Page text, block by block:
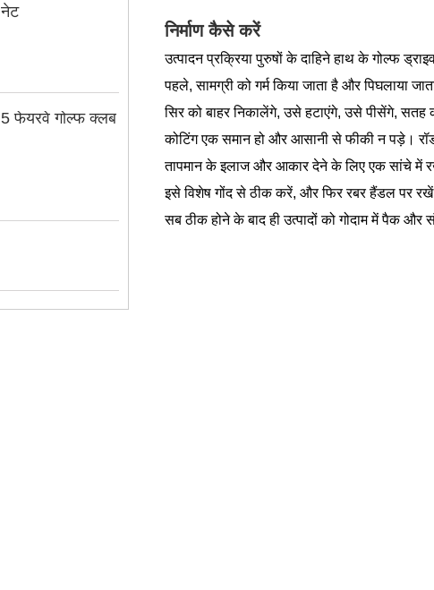
नेट
5 फेयरवे गोल्फ क्लब
निर्माण कैसे करें
उत्पादन प्रक्रिया पुरुषों के दाहिने हाथ के गोल्फ
पहले, सामग्री को गर्म किया जाता है और पिघलाया
सिर को बाहर निकालेंगे, उसे हटाएंगे, उसे पीसेंगे, सतह
कोटिंग एक समान हो और आसानी से फीकी न पड़े।
तापमान के इलाज और आकार देने के लिए एक सांचे में
इसे विशेष गोंद से ठीक करें, और फिर रबर हैंडल पर रखें।
सब ठीक होने के बाद ही उत्पादों को गोदाम में पैक और